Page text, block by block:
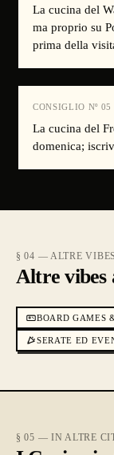
La cucina del
ma proprio su
prima della
CONSIGLIO Nº 05
La cucina del
domenica;
§ 04 — ALTRE VIBES
Altre vibes
BOARD GAMES
SERATE ED
§ 05 — IN ALTRE